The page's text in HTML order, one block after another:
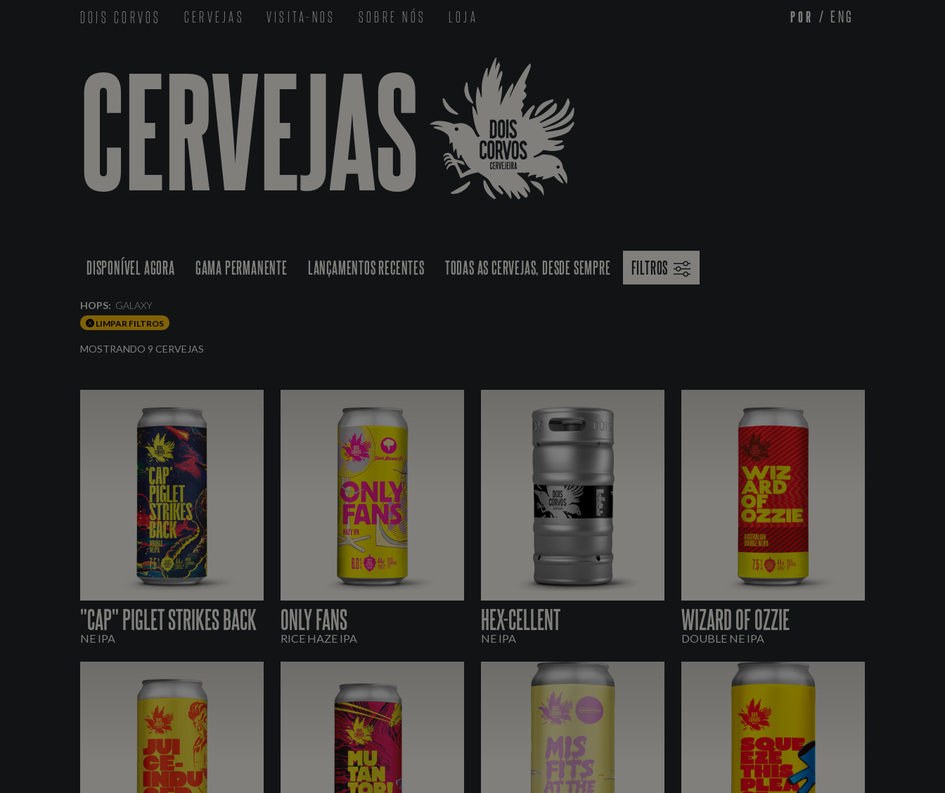
DOIS CORVOS CERVEJAS VISITA-NOS SOBRE NÓS LOJA POR / ENG
CERVEJAS
DISPONÍVEL AGORA GAMA PERMANENTE LANÇAMENTOS RECENTES TODAS AS CERVEJAS, DESDE SEMPRE FILTROS
HOPS: GALAXY
LIMPAR FILTROS
MOSTRANDO 9 CERVEJAS
"CAP" PIGLET STRIKES BACK
NE IPA
ONLY FANS
RICE HAZE IPA
HEX-CELLENT
NE IPA
WIZARD OF OZZIE
DOUBLE NE IPA